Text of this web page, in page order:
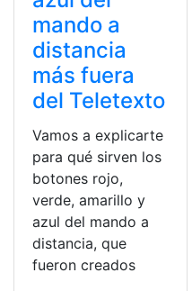
mando a
distancia
más fuera
del Teletexto
Vamos a explicarte
para qué sirven los
botones rojo,
verde, amarillo y
azul del mando a
distancia, que
fueron creados